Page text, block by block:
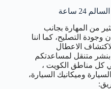
ساعة
من المهارة بجانب
التصليح، كما اننا
الاعطال
بنشر متنقل لمساعدتكم
مدار 24 ساعة في كل مناطق الكويت ،
وميكانيك السيارة،